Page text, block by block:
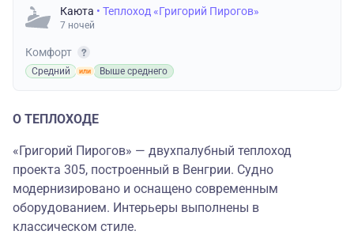
Каюта • Теплоход «Григорий Пирогов»
7 ночей
Комфорт
Средний Выше среднего
О ТЕПЛОХОДЕ
«Григорий Пирогов» — двухпалубный теплоход
проекта 305, построенный в Венгрии. Судно
модернизировано и оснащено современным
оборудованием. Интерьеры выполнены в
классическом стиле.